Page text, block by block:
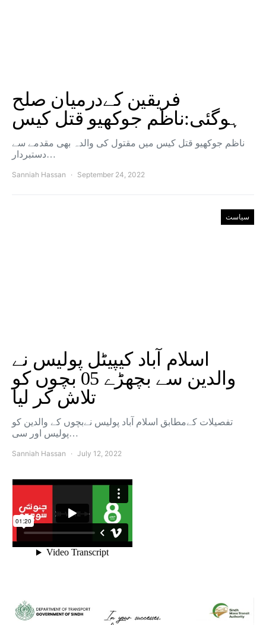
فریقین کےدرمیان صلح
ہوگئی:ناظم جوکھیو قتل کیس
ناظم جوکھیو قتل کیس میں مقتول کی والدہ بھی مقدمے سے
دستبردار…
Sanniah Hassan September 24, 2022
سیاست
اسلام آباد کیپیٹل پولیس نے
والدین سے بچھڑے 05 بچوں کو
تلاش کر لیا
تفصیلات کےمطابق اسلام آباد پولیس نےبچوں کے والدین کو
پولیس اور سی…
Sanniah Hassan July 12, 2022